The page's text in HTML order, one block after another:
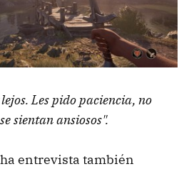
Les pido paciencia, no
sientan ansiosos".
entrevista también